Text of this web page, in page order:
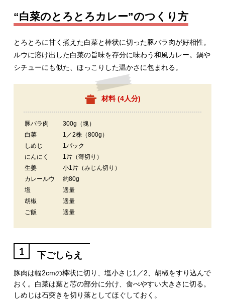
“白菜のとろとろカレー”のつくり方
とろとろに甘く煮えた白菜と棒状に切った豚バラ肉が好相性。
ルウに溶け出した白菜の旨味を存分に味わう和風カレー。鍋や
シチューにも似た、ほっこりした温かさに包まれる。
材料 (4人分)
豚バラ肉
300g（塊）
白菜
1／2株（800g）
しめじ
1パック
にんにく
1片（薄切り）
生姜
小1片（みじん切り）
カレールウ
約80g
塩
適量
胡椒
適量
ご飯
適量
1 下ごしらえ
豚肉は幅2cmの棒状に切り、塩小さじ1／2、胡椒をすり込んで
おく。白菜は葉と芯の部分に分け、食べやすい大きさに切る。
しめじは石突きを切り落としてほぐしておく。